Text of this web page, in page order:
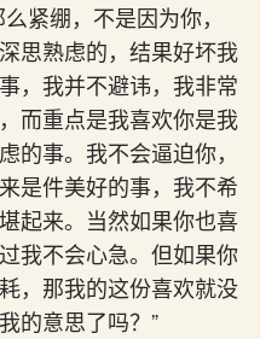
紧绷，不是因为你，
思熟虑的，结果好坏我
，我并不避讳，我非常
而重点是我喜欢你是我
的事。我不会逼迫你，
是件美好的事，我不希
起来。当然如果你也喜
我不会心急。但如果你
，那我的这份喜欢就没
的意思了吗？”